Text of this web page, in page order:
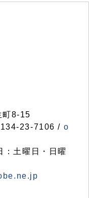
8-15
23-7106 / o
土曜日・日曜